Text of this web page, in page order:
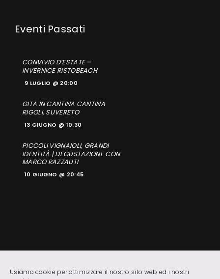
Usiamo cookie per ottimizzare il nostro sito web ed i nostri
CONVIVIO D’ESTATE –
INVERNICE RISTOBEACH
9 LUGLIO @ 20:00
GITA IN CANTINA CANTINA
RIGOLI, SUVERETO
13 GIUGNO @ 10:30
PICCOLI VIGNAIOLI, GRANDI
IDENTITÀ | DEGUSTAZIONE CON
MARCO RAZZAUTI
10 GIUGNO @ 20:45